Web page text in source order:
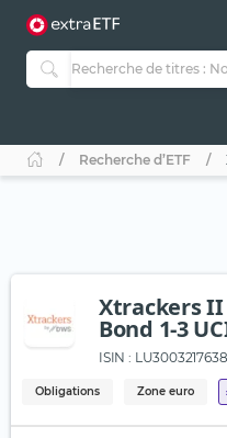
Recherche d’ETF
Xtrackers II
Bond 1-3
ISIN : LU3003217638
Obligations Zone euro